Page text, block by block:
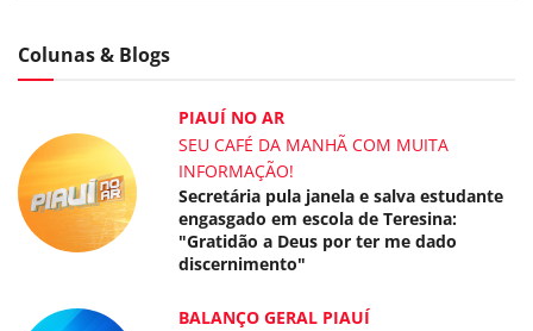
Colunas & Blogs
PIAUÍ NO AR
SEU CAFÉ DA MANHÃ COM MUITA
INFORMAÇÃO!
Secretária pula janela e salva estudante
engasgado em escola de Teresina:
"Gratidão a Deus por ter me dado
discernimento"
BALANÇO GERAL PIAUÍ